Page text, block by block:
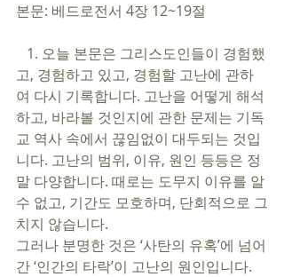
본문: 베드로전서 4장 12~19절
고, 경험하고 있고, 경험할 고난에 관하
여 다시 기록합니다. 고난을 어떻게 해석
하고, 바라볼 것인지에 관한 문제는 기독
교 역사 속에서 끊임없이 대두되는 것입
니다. 고난의 범위, 이유, 원인 등등은 정
말 다양합니다. 때로는 도무지 이유를 알
수 없고, 기간도 모호하며, 단회적으로 그
치지 않습니다.
그러나 분명한 것은 ‘사탄의 유혹’에 넘어
간 ‘인간의 타락’이 고난의 원인입니다.